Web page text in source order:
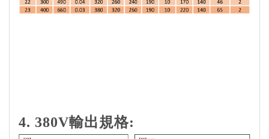
4. 380V輸出規格: